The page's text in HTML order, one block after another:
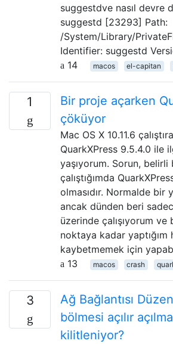
suggestdve nasıl devre
suggestd [23293] Path:
/System/Library/
Identifier: suggestd
14
macos el-capitan
1
Bir proje açarken
çöküyor
Mac OS X 10.11.6
QuarkXPress 9.5.4.0 ile
yaşıyorum. Sorun,
çalıştığımda
olmasıdır. Normalde bir
ancak dünden beri
üzerinde çalışıyorum
noktaya kadar yaptığım
kaybetmemek için
13
macos crash
3
Ağ Bağlantısı
bölmesi açılır
kilitleniyor?